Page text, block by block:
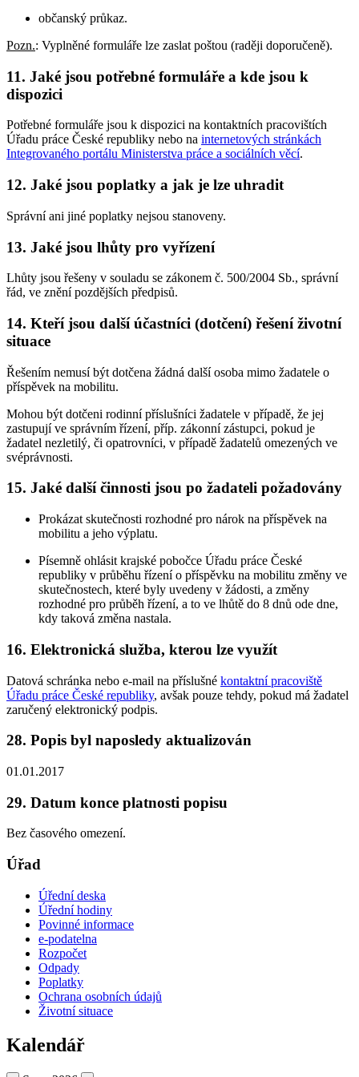
občanský průkaz.
Pozn.: Vyplněné formuláře lze zaslat poštou (raději doporučeně).
11. Jaké jsou potřebné formuláře a kde jsou k
dispozici
Potřebné formuláře jsou k dispozici na kontaktních pracovištích
Úřadu práce České republiky nebo na internetových stránkách
Integrovaného portálu Ministerstva práce a sociálních věcí.
12. Jaké jsou poplatky a jak je lze uhradit
Správní ani jiné poplatky nejsou stanoveny.
13. Jaké jsou lhůty pro vyřízení
Lhůty jsou řešeny v souladu se zákonem č. 500/2004 Sb., správní
řád, ve znění pozdějších předpisů.
14. Kteří jsou další účastníci (dotčení) řešení životní
situace
Řešením nemusí být dotčena žádná další osoba mimo žadatele o
příspěvek na mobilitu.
Mohou být dotčeni rodinní příslušníci žadatele v případě, že jej
zastupují ve správním řízení, příp. zákonní zástupci, pokud je
žadatel nezletilý, či opatrovníci, v případě žadatelů omezených ve
svéprávnosti.
15. Jaké další činnosti jsou po žadateli požadovány
Prokázat skutečnosti rozhodné pro nárok na příspěvek na
mobilitu a jeho výplatu.
Písemně ohlásit krajské pobočce Úřadu práce České
republiky v průběhu řízení o příspěvku na mobilitu změny ve
skutečnostech, které byly uvedeny v žádosti, a změny
rozhodné pro průběh řízení, a to ve lhůtě do 8 dnů ode dne,
kdy taková změna nastala.
16. Elektronická služba, kterou lze využít
Datová schránka nebo e-mail na příslušné kontaktní pracoviště
Úřadu práce České republiky, avšak pouze tehdy, pokud má žadatel
zaručený elektronický podpis.
28. Popis byl naposledy aktualizován
01.01.2017
29. Datum konce platnosti popisu
Bez časového omezení.
Úřad
Úřední deska
Úřední hodiny
Povinné informace
e-podatelna
Rozpočet
Odpady
Poplatky
Ochrana osobních údajů
Životní situace
Kalendář